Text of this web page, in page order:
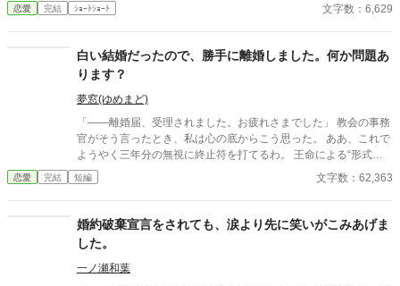
出されたリーゼは、彼の口から婚約の解消と、彼女の妹のアルマ
から既に了承を得ているという。 両親も妹の味方なのだと暗い気
持ちになったリーゼだったが…。
恋愛 完結 ｼｮｰﾄｼｮｰﾄ 文字数：6,629
白い結婚だったので、勝手に離婚しました。何か問題あ
ります？
夢窓(ゆめまど)
「――離婚届、受理されました。お疲れさまでした」 教会の事務
官がそう言ったとき、私は心の底からこう思った。 ああ、これで
ようやく三年分の無視に終止符を打てるわ。 王命による“形式結
婚”。 夫の顔も知らず、手紙もなし、戦地から帰ってきたという
噂すらない。 だから、はい、離婚。勝手に。 白い結婚だったの
恋愛 完結 短編 文字数：62,363
婚約破棄宣言をされても、涙より先に笑いがこみあげま
した。
一ノ瀬和葉